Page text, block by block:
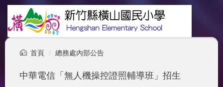
跳
主
要
首頁 總務處內部公告
中華電信「無人機操控證照輔導班」招生